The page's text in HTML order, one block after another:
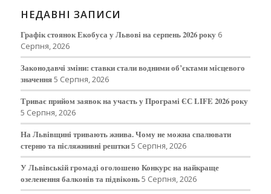
НЕДАВНІ ЗАПИСИ
Графік стоянок Екобуса у Львові на серпень 2026 року 6
Серпня, 2026
Законодавчі зміни: ставки стали водними об’єктами місцевого
значення5 Серпня, 2026
Триває прийом заявок на участь у Програмі ЄС LIFE 2026 року
5 Серпня, 2026
На Львівщині тривають жнива. Чому не можна спалювати
стерню та післяжнивні рештки5 Серпня, 2026
У Львівській громаді оголошено Конкурс на найкраще
озеленення балконів та підвіконь5 Серпня, 2026